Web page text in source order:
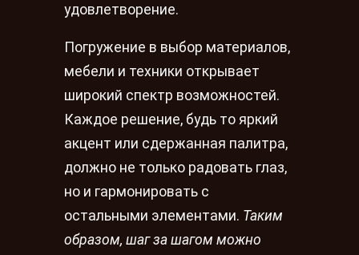
удовлетворение.
Погружение в выбор материалов,
мебели и техники открывает
широкий спектр возможностей.
Каждое решение, будь то яркий
акцент или сдержанная палитра,
должно не только радовать глаз,
но и гармонировать с
остальными элементами. Таким
образом, шаг за шагом можно